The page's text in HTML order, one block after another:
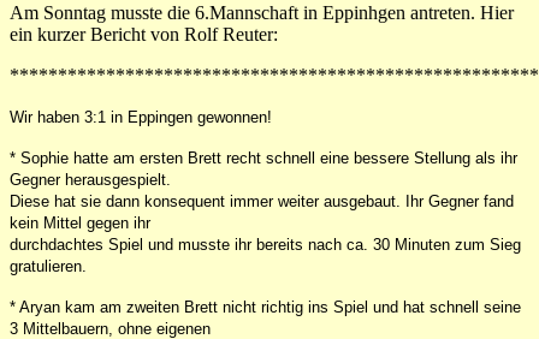
Am Sonntag musste die 6.Mannschaft in Eppinhgen antreten. Hier
ein kurzer Bericht von Rolf Reuter:
Wir haben 3:1 in Eppingen gewonnen!
* Sophie hatte am ersten Brett recht schnell eine bessere Stellung als ihr
Gegner herausgespielt.
Diese hat sie dann konsequent immer weiter ausgebaut. Ihr Gegner fand
kein Mittel gegen ihr
durchdachtes Spiel und musste ihr bereits nach ca. 30 Minuten zum Sieg
gratulieren.
* Aryan kam am zweiten Brett nicht richtig ins Spiel und hat schnell seine
3 Mittelbauern, ohne eigenen